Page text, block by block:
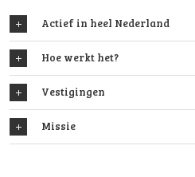
Actief in heel Nederland
Hoe werkt het?
Vestigingen
Missie